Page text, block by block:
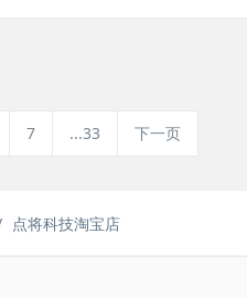
7 ...33 下一页
点将科技淘宝店